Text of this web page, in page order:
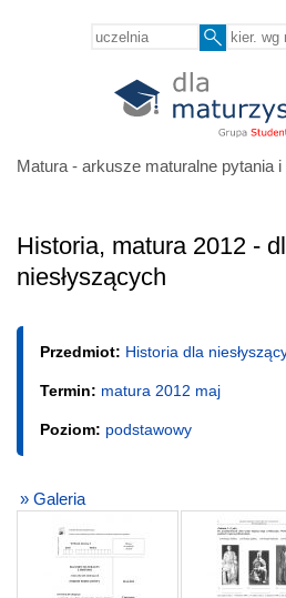
Matura - arkusze maturalne pytania
Historia, matura 2012 -
niesłyszących
Przedmiot: Historia dla
Termin: matura 2012 maj
Poziom: podstawowy
» Galeria